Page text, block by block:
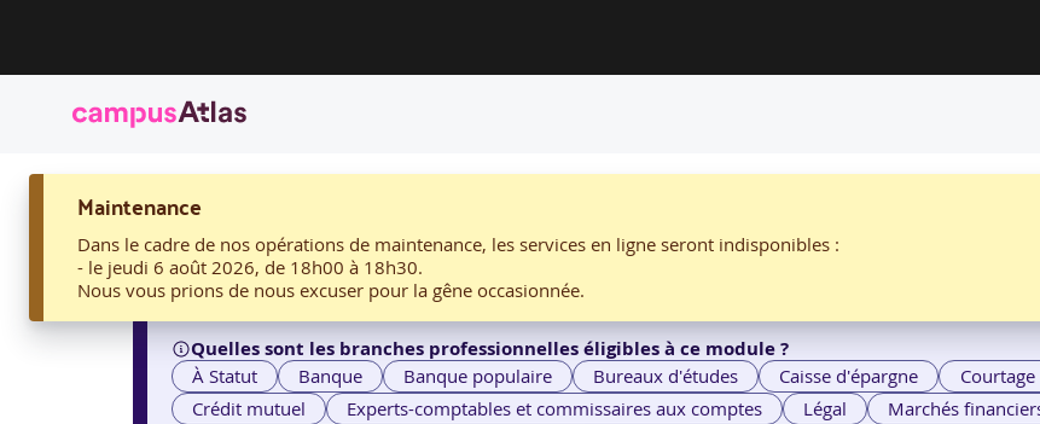
Maintenance
Dans le cadre de nos opérations de maintenance, les services en ligne seront indisponibles :
- le jeudi 6 août 2026, de 18h00 à 18h30.
Nous vous prions de nous excuser pour la gêne occasionnée.
08 - C++, PROGRAMMATION OBJET PAR AELION
08 - C++, programmation Objet AELION
Quelles sont les branches professionnelles éligibles à ce module ?
À Statut Banque Banque populaire Bureaux d'études Caisse d'épargne
Crédit mutuel
Experts-comptables et commissaires aux comptes Légal Marchés